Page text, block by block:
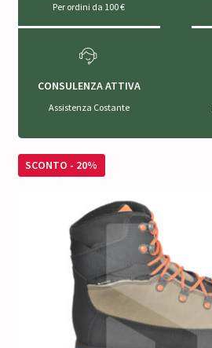
Per ordini da 100 €
CONSULENZA ATTIVA
Assistenza Costante
SCONTO - 20%